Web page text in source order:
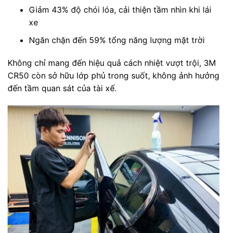
Giảm 43% độ chói lóa, cải thiện tầm nhìn khi lái
xe
Ngăn chặn đến 59% tổng năng lượng mặt trời
Không chỉ mang đến hiệu quả cách nhiệt vượt trội, 3M
CR50 còn sở hữu lớp phủ trong suốt, không ảnh hưởng
đến tầm quan sát của tài xế.